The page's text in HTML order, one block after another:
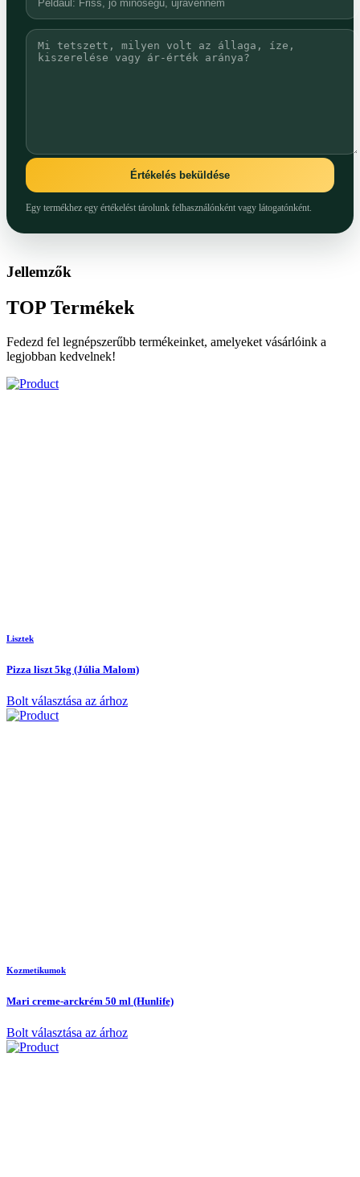
Értékelés beküldése
Egy termékhez egy értékelést tárolunk felhasználónként vagy látogatónként.
Jellemzők
TOP Termékek
Fedezd fel legnépszerűbb termékeinket, amelyeket vásárlóink a
legjobban kedvelnek!
Lisztek
Pizza liszt 5kg (Júlia Malom)
Bolt választása az árhoz
Kozmetikumok
Mari creme-arckrém 50 ml (Hunlife)
Bolt választása az árhoz